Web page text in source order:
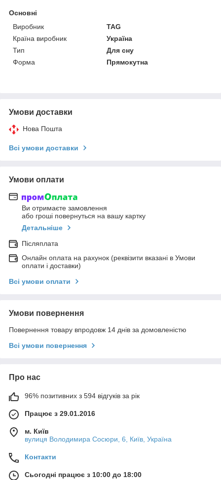
Основні
Виробник
TAG
Країна виробник
Україна
Тип
Для сну
Форма
Прямокутна
Умови доставки
Нова Пошта
Всі умови доставки
Умови оплати
Ви отримаєте замовлення
або гроші повернуться на вашу картку
Детальніше
Післяплата
Онлайн оплата на рахунок (реквізити вказані в Умови
оплати і доставки)
Всі умови оплати
Умови повернення
Повернення товару впродовж 14 днів за домовленістю
Всі умови повернення
Про нас
96% позитивних з 594 відгуків за рік
Працює з 29.01.2016
м. Київ
вулиця Володимира Сосюри, 6, Київ, Україна
Контакти
Сьогодні працює з 10:00 до 18:00